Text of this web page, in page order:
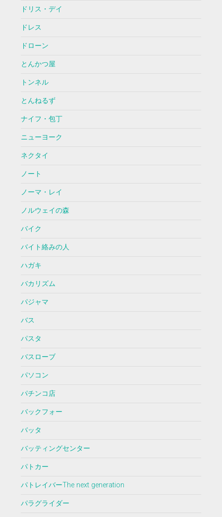
ドリス・デイ
ドレス
ドローン
とんかつ屋
トンネル
とんねるず
ナイフ・包丁
ニューヨーク
ネクタイ
ノート
ノーマ・レイ
ノルウェイの森
バイク
バイト絡みの人
ハガキ
バカリズム
パジャマ
バス
パスタ
バスローブ
パソコン
パチンコ店
バックフォー
バッタ
バッティングセンター
パトカー
パトレイバーThe next generation
パラグライダー